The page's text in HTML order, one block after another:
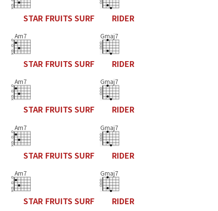
STAR FRUITS SURF RIDER
Am7
STAR FRUITS SURF
Gmaj7
RIDER
Am7
STAR FRUITS SURF
Gmaj7
RIDER
Am7
STAR FRUITS SURF
Gmaj7
RIDER
Am7
STAR FRUITS SURF
Gmaj7
RIDER